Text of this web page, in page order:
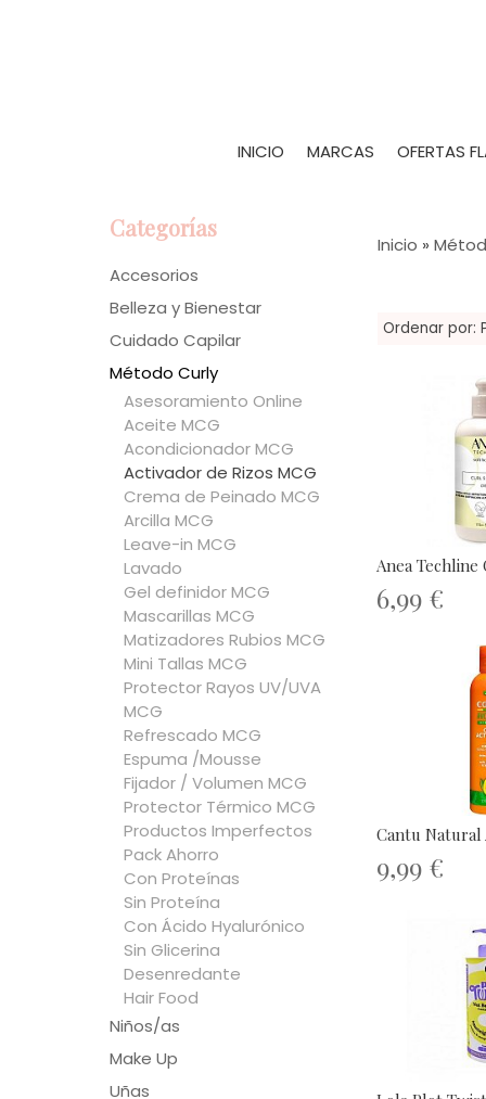
INICIO MARCAS OFERTAS
Categorías
Accesorios
Belleza y Bienestar
Cuidado Capilar
Método Curly
Asesoramiento Online
Aceite MCG
Acondicionador MCG
Activador de Rizos MCG
Crema de Peinado MCG
Arcilla MCG
Leave-in MCG
Lavado
Gel definidor MCG
Mascarillas MCG
Matizadores Rubios MCG
Mini Tallas MCG
Protector Rayos UV/UVA
MCG
Refrescado MCG
Espuma /Mousse
Fijador / Volumen MCG
Protector Térmico MCG
Productos Imperfectos
Pack Ahorro
Con Proteínas
Sin Proteína
Con Ácido Hyalurónico
Sin Glicerina
Desenredante
Hair Food
Niños/as
Make Up
Uñas
Inicio »
Ordenar por:
Anea Techline
6,99 €
Cantu Natural
9,99 €